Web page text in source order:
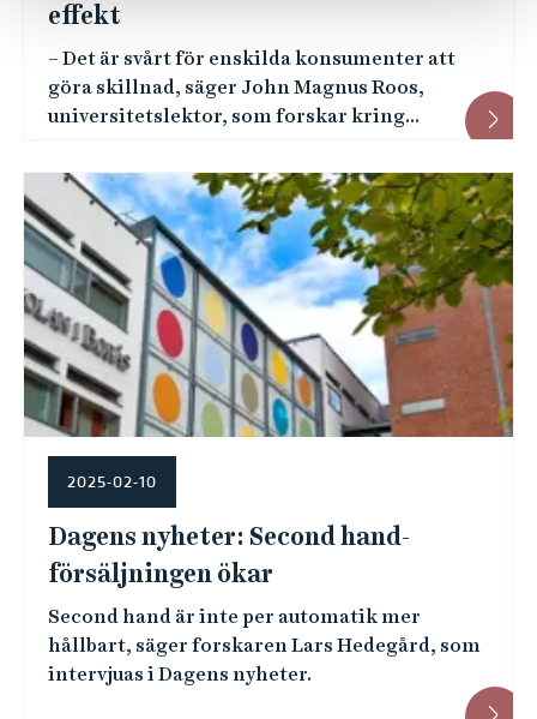
effekt
– Det är svårt för enskilda konsumenter att
göra skillnad, säger John Magnus Roos,
universitetslektor, som forskar kring...
2025-02-10
Dagens nyheter: Second hand-
försäljningen ökar
Second hand är inte per automatik mer
hållbart, säger forskaren Lars Hedegård, som
intervjuas i Dagens nyheter.